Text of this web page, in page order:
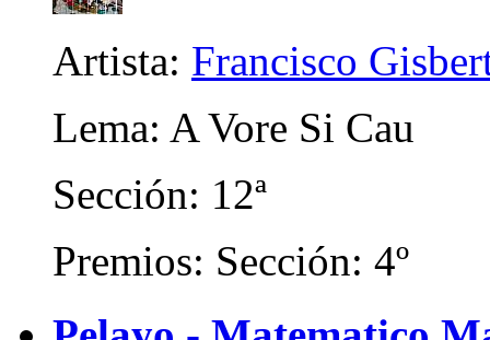
Artista: Francisco
Lema: A Vore Si Cau
Sección: 12ª
Premios: Sección: 4º